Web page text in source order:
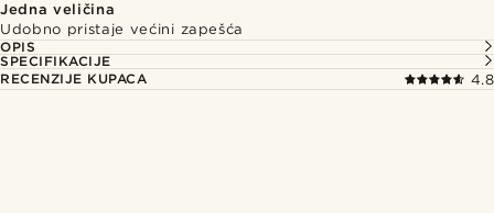
Jedna veličina
Udobno pristaje većini zapešća
OPIS
SPECIFIKACIJE
RECENZIJE KUPACA
4.8